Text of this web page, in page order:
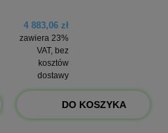
4 883,06 zł
zawiera 23%
VAT, bez
kosztów
dostawy
DO KOSZYKA